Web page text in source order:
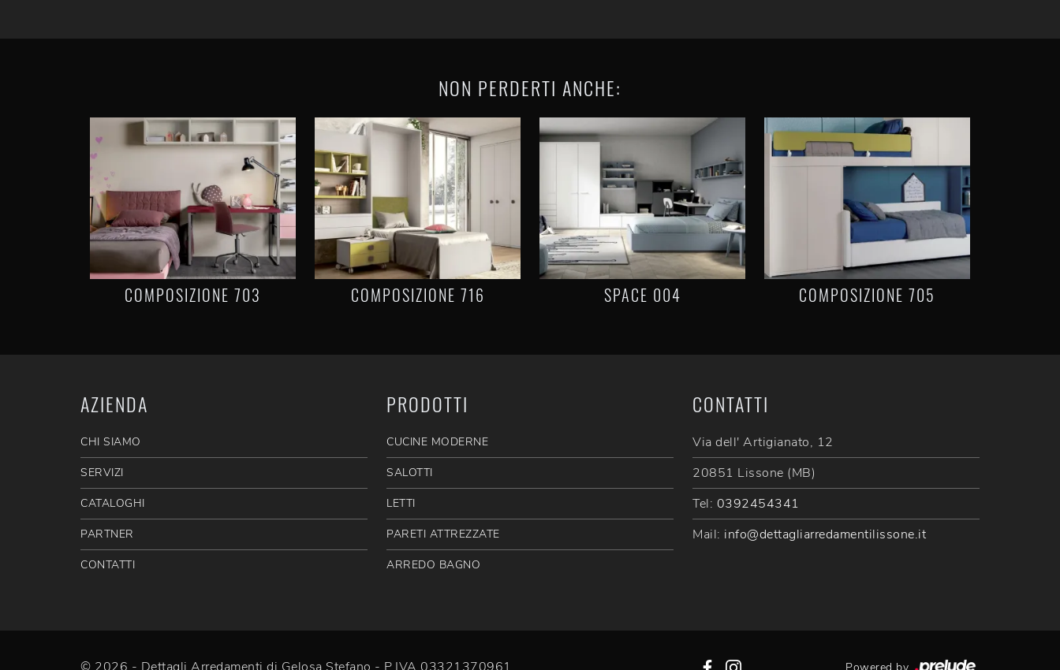
NON PERDERTI ANCHE:
COMPOSIZIONE 703 COMPOSIZIONE 716 SPACE 004 COMPOSIZIONE 705
AZIENDA
CHI SIAMO
SERVIZI
CATALOGHI
PARTNER
CONTATTI
PRODOTTI
CUCINE MODERNE
SALOTTI
LETTI
PARETI ATTREZZATE
ARREDO BAGNO
CONTATTI
Via dell' Artigianato, 12
20851 Lissone (MB)
Tel: 0392454341
Mail: info@dettagliarredamentilissone.it